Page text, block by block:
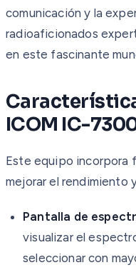
comunicación y la
radioaficionados
en este fascinante
ICOM IC-
Este equipo incorpora
mejorar el rendimiento
Pantalla de
visualizar el
seleccionar con